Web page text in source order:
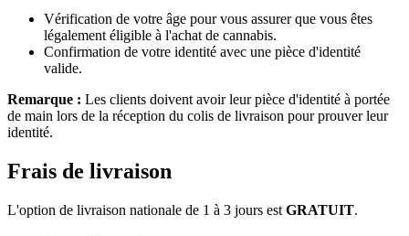
Vérification de votre âge pour vous assurer que vous êtes
légalement éligible à l'achat de cannabis.
Confirmation de votre identité avec une pièce d'identité
valide.
Remarque : Les clients doivent avoir leur pièce d'identité à portée
de main lors de la réception du colis de livraison pour prouver leur
identité.
Frais de livraison
L'option de livraison nationale de 1 à 3 jours est GRATUIT.